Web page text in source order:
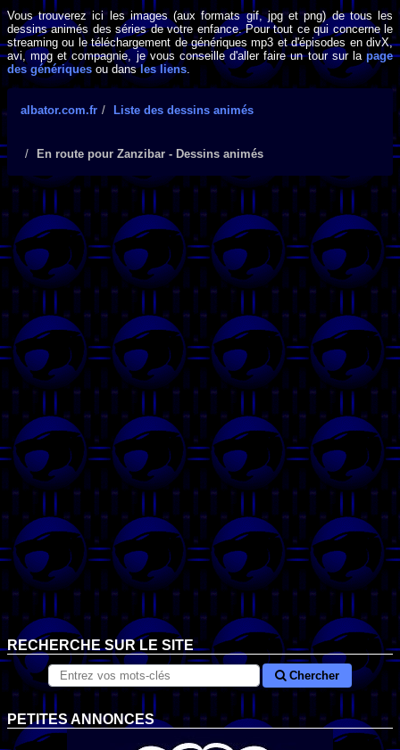
Vous trouverez ici les images (aux formats gif, jpg et png) de tous les
dessins animés des séries de votre enfance. Pour tout ce qui concerne le
streaming ou le téléchargement de génériques mp3 et d'épisodes en divX,
avi, mpg et compagnie, je vous conseille d'aller faire un tour sur lapage
des génériques ou dansles liens.
albator.com.fr Liste des dessins animés
En route pour Zanzibar - Dessins animés
RECHERCHE SUR LE SITE
Chercher
PETITES ANNONCES